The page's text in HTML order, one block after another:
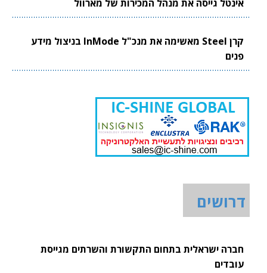
אינטל גייסה את מנהל המכירות של מארוול
קרן Steel מאשימה את מנכ"ל InMode בניצול מידע
פנים
דרושים
חברה ישראלית בתחום התקשורת והשרתים מגייסת
עובדים